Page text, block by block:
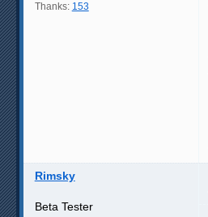
Thanks: 153
Rimsky
Beta Tester